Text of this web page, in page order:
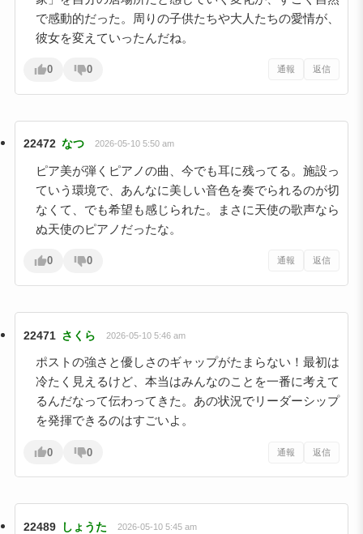
で感動的だった。周りの子供たちや大人たちの愛情が、
彼女を変えていったんだね。
0 0 通報 返信
22472 なつ 2026-05-10 5:50 am
ピア美が弾くピアノの曲、今でも耳に残ってる。施設っ
ていう環境で、あんなに美しい音色を奏でられるのが切
なくて、でも希望も感じられた。まさに天使の歌声なら
ぬ天使のピアノだったな。
0 0 通報 返信
22471 さくら 2026-05-10 5:46 am
ポストの強さと優しさのギャップがたまらない！最初は
冷たく見えるけど、本当はみんなのことを一番に考えて
るんだなって伝わってきた。あの状況でリーダーシップ
を発揮できるのはすごいよ。
0 0 通報 返信
22489 しょうた 2026-05-10 5:45 am